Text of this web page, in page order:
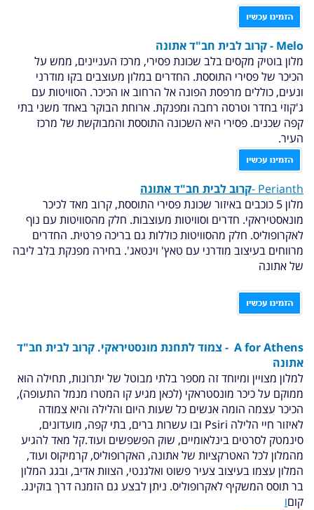
Melo -
קרוב לבית חב"ד אתונה
מלון בוטיק מקסים בלב שכונת פסירי, מרכז העניינים, ממש על
הכיכר של פסירי התוססת. החדרים במלון מעוצבים בקו מודרני
ונעים, כוללים מרפסת הפונה אל הרחוב או הכיכר. הסוויטות עם
ג'קוזי בחדר וטרסה רחבה ומפנקת. ארוחת הבוקר באחד משני בתי
קפה שכנים. פסירי היא השכונה התוססת והמבוקשת של מרכז
העיר.
Perianth - קרוב לבית חב"ד אתונה
מלון 5 כוכבים באיזור שכונת פסירי התוססת, קרוב מאד לכיכר
מונאסטיראקי. חדרים וסוויטות מעוצבות. חלק מהסוויטות עם נוף
לאקרופוליס. חלק מהסוויטות כוללות גם בריכה פרטית. החדרים
מרווחים בעיצוב מודרני עם טאץ' וינטאג'. בחירה מפנקת בלב ליבה
של אתונה
A for Athens - צמוד לתחנת מונסטיראקי. קרוב לבית חב"ד
אתונה
למלון מצויין ומיוחד זה מספר בלתי מבוטל של יתרונות, תחילה הוא
ממוקם על כיכר מונסטראקי (לכאן מגיע קו המטרו מנמל התעופה),
הכיכר עצמה הומה אנשים כל שעות היום והלילה והיא צמודה
לאיזור חיי הלילה
Psiri ובו עשרות ברים, בתי קפה, מועדונים,
סינמטק לסרטים בינלאומיים, שוק הפשפשים ועוד.קל מאד להגיע
מהמלון לכל האטרקציות של אתונה, האקרופוליס, קרמיקוס ועוד,
המלון עצמו בעיצוב צעיר פשוט ואלגנטי, הצוות אדיב, ובגג המלון
בר תוסס המשקיף לאקרופוליס. ניתן לבצע גם הזמנה דרך בוקינג.
קוםו